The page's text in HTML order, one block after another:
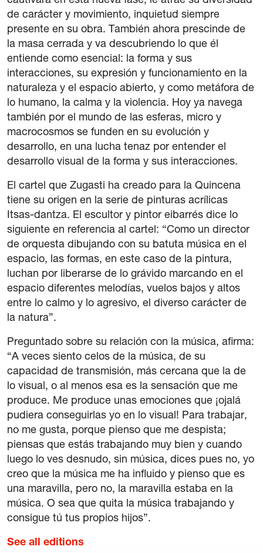
de carácter y movimiento, inquietud siempre
presente en su obra. También ahora prescinde de
la masa cerrada y va descubriendo lo que él
entiende como esencial: la forma y sus
interacciones, su expresión y funcionamiento en la
naturaleza y el espacio abierto, y como metáfora de
lo humano, la calma y la violencia. Hoy ya navega
también por el mundo de las esferas, micro y
macrocosmos se funden en su evolución y
desarrollo, en una lucha tenaz por entender el
desarrollo visual de la forma y sus interacciones.
El cartel que Zugasti ha creado para la Quincena
tiene su origen en la serie de pinturas acrílicas
Itsas-dantza. El escultor y pintor eibarrés dice lo
siguiente en referencia al cartel: “Como un director
de orquesta dibujando con su batuta música en el
espacio, las formas, en este caso de la pintura,
luchan por liberarse de lo grávido marcando en el
espacio diferentes melodías, vuelos bajos y altos
entre lo calmo y lo agresivo, el diverso carácter de
la natura”.
Preguntado sobre su relación con la música, afirma:
“A veces siento celos de la música, de su
capacidad de transmisión, más cercana que la de
lo visual, o al menos esa es la sensación que me
produce. Me produce unas emociones que ¡ojalá
pudiera conseguirlas yo en lo visual! Para trabajar,
no me gusta, porque pienso que me despista;
piensas que estás trabajando muy bien y cuando
luego lo ves desnudo, sin música, dices pues no, yo
creo que la música me ha influido y pienso que es
una maravilla, pero no, la maravilla estaba en la
música. O sea que quita la música trabajando y
consigue tú tus propios hijos”.
See all editions